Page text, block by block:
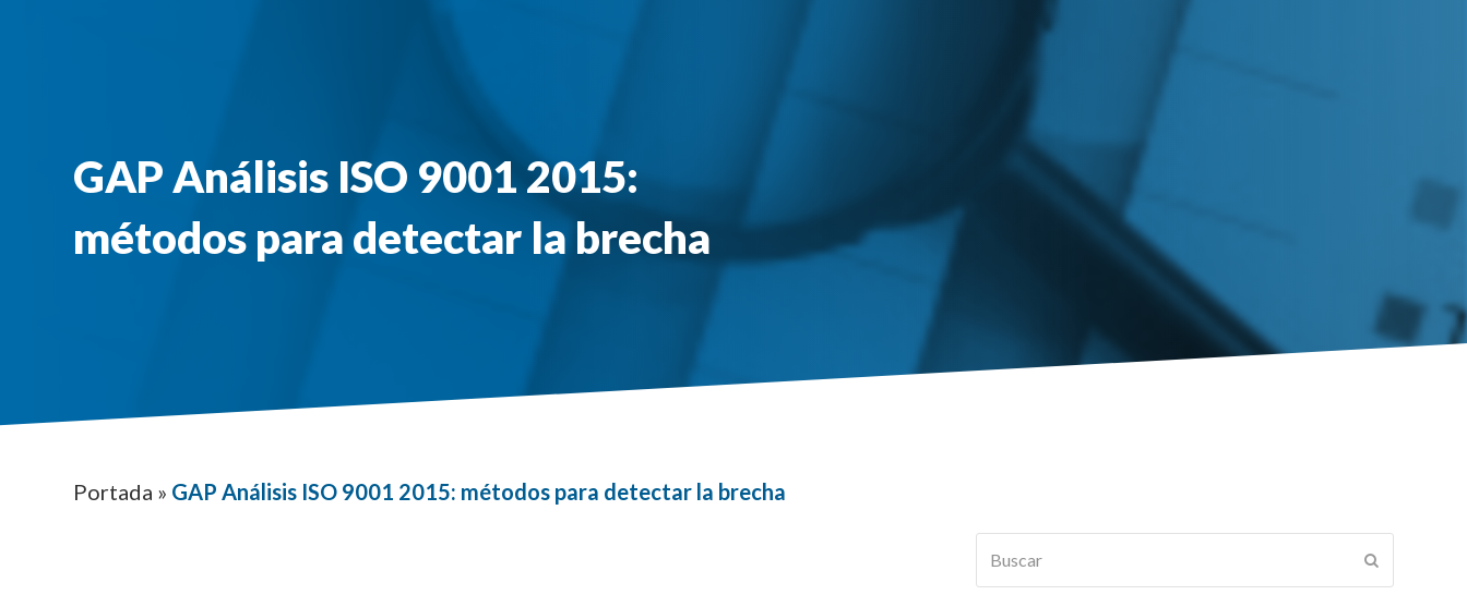
GAP Análisis ISO 9001 2015:
métodos para detectar la brecha
Portada » GAP Análisis ISO 9001 2015: métodos para detectar la brecha